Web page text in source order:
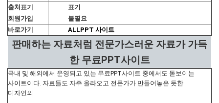
출처표기
표기
회원가입
불필요
바로가기
ALLPPT 사이트
판매하는 자료처럼 전문가스러운 자료가 가득
한 무료PPT사이트
국내 및 해외에서 운영되고 있는 무료PPT사이트 중에서도 돋보이는
사이트이다. 자료들도 자주 올라오고 전문가가 만들어놓은 듯한
디자인의